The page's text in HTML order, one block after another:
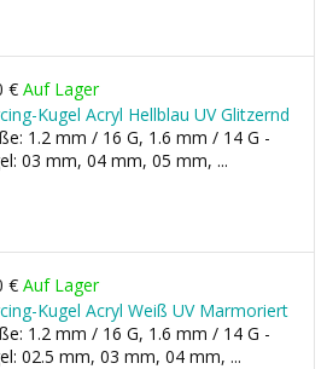
€ Auf Lager
Kugel Acryl Hellblau UV Glitzernd
1.2 mm / 16 G, 1.6 mm / 14 G -
03 mm, 04 mm, 05 mm, ...
€ Auf Lager
Kugel Acryl Weiß UV Marmoriert
1.2 mm / 16 G, 1.6 mm / 14 G -
02.5 mm, 03 mm, 04 mm, ...